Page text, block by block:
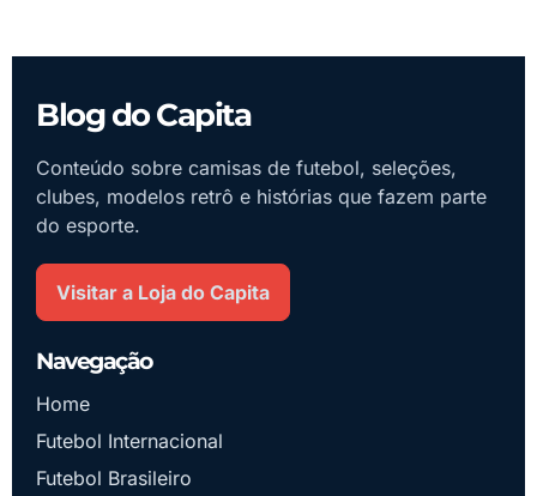
Blog do Capita
Conteúdo sobre camisas de futebol, seleções,
clubes, modelos retrô e histórias que fazem parte
do esporte.
Visitar a Loja do Capita
Navegação
Home
Futebol Internacional
Futebol Brasileiro